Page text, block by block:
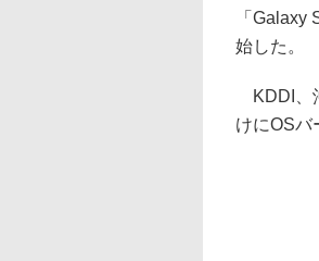
「
始した。
KDDI、
けにOSバ